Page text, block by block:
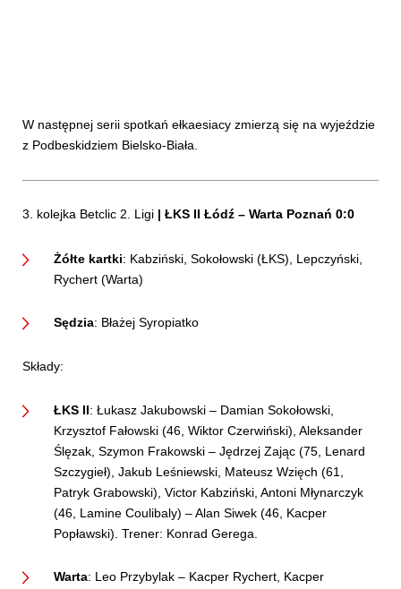
W następnej serii spotkań ełkaesiacy zmierzą się na wyjeździe
z Podbeskidziem Bielsko-Biała.
3. kolejka Betclic 2. Ligi | ŁKS II Łódź – Warta Poznań 0:0
Żółte kartki: Kabziński, Sokołowski (ŁKS), Lepczyński,
Rychert (Warta)
Sędzia: Błażej Syropiatko
Składy:
ŁKS II: Łukasz Jakubowski – Damian Sokołowski,
Krzysztof Fałowski (46, Wiktor Czerwiński), Aleksander
Ślęzak, Szymon Frakowski – Jędrzej Zając (75, Lenard
Szczygieł), Jakub Leśniewski, Mateusz Wzięch (61,
Patryk Grabowski), Victor Kabziński, Antoni Młynarczyk
(46, Lamine Coulibaly) – Alan Siwek (46, Kacper
Popławski). Trener: Konrad Gerega.
Warta: Leo Przybylak – Kacper Rychert, Kacper